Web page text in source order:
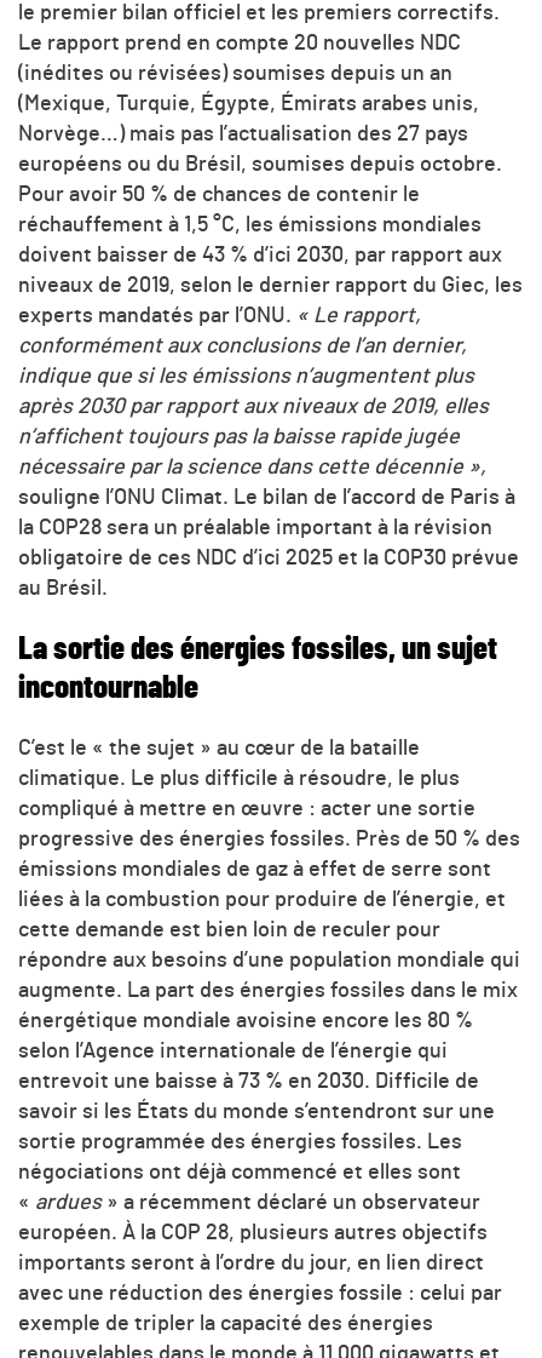
le premier bilan officiel et les premiers correctifs.
Le rapport prend en compte 20 nouvelles NDC
(inédites ou révisées) soumises depuis un an
(Mexique, Turquie, Égypte, Émirats arabes unis,
Norvège…) mais pas l’actualisation des 27 pays
européens ou du Brésil, soumises depuis octobre.
Pour avoir 50 % de chances de contenir le
réchauffement à 1,5 °C, les émissions mondiales
doivent baisser de 43 % d’ici 2030, par rapport aux
niveaux de 2019, selon le dernier rapport du Giec, les
experts mandatés par l’ONU. « Le rapport,
conformément aux conclusions de l’an dernier,
indique que si les émissions n’augmentent plus
après 2030 par rapport aux niveaux de 2019, elles
n’affichent toujours pas la baisse rapide jugée
nécessaire par la science dans cette décennie »,
souligne l’ONU Climat. Le bilan de l’accord de Paris à
la COP28 sera un préalable important à la révision
obligatoire de ces NDC d’ici 2025 et la COP30 prévue
au Brésil.
La sortie des énergies fossiles, un sujet
incontournable
C’est le « the sujet » au cœur de la bataille
climatique. Le plus difficile à résoudre, le plus
compliqué à mettre en œuvre : acter une sortie
progressive des énergies fossiles. Près de 50 % des
émissions mondiales de gaz à effet de serre sont
liées à la combustion pour produire de l’énergie, et
cette demande est bien loin de reculer pour
répondre aux besoins d’une population mondiale qui
augmente. La part des énergies fossiles dans le mix
énergétique mondiale avoisine encore les 80 %
selon l’Agence internationale de l’énergie qui
entrevoit une baisse à 73 % en 2030. Difficile de
savoir si les États du monde s’entendront sur une
sortie programmée des énergies fossiles. Les
négociations ont déjà commencé et elles sont
« ardues» a récemment déclaré un observateur
européen. À la COP 28, plusieurs autres objectifs
importants seront à l’ordre du jour, en lien direct
avec une réduction des énergies fossile : celui par
exemple de tripler la capacité des énergies